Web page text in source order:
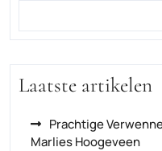
Laatste artikelen
Prachtige
Marlies Hoogeveen